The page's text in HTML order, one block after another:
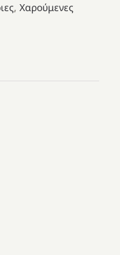
, Χαρούμενες